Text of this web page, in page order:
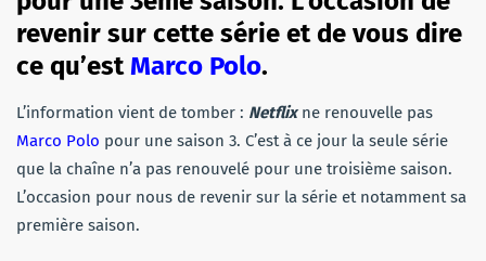
revenir sur cette série et de vous dire
ce qu’estMarco Polo.
L’information vient de tomber : Netflixne renouvelle pas
Marco Polo pour une saison 3. C’est à ce jour la seule série
que la chaîne n’a pas renouvelé pour une troisième saison.
L’occasion pour nous de revenir sur la série et notamment sa
première saison.